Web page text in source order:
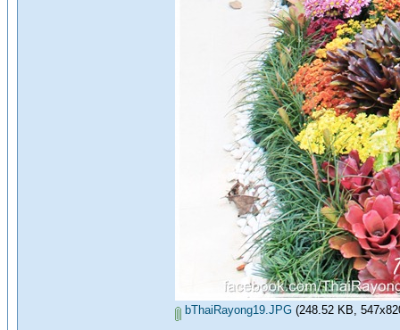
bThaiRayong19.JPG (248.52 KB,